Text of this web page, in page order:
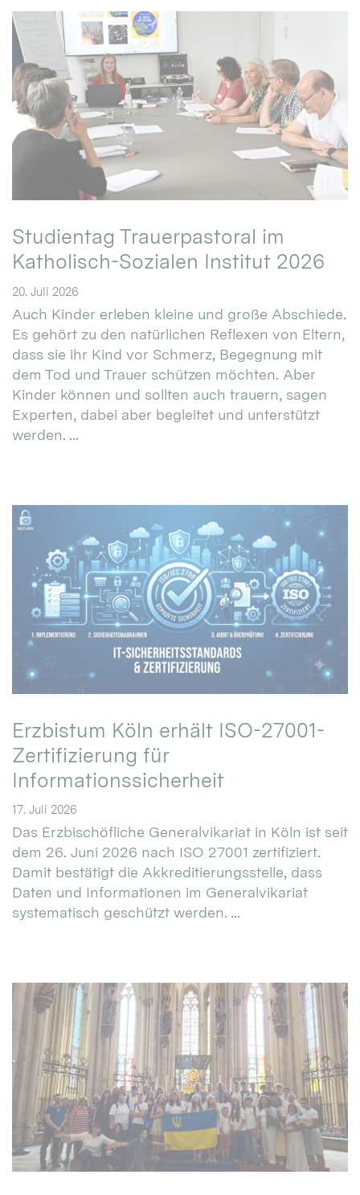
Studientag Trauerpastoral im
Katholisch-Sozialen Institut 2026
20. Juli 2026
Auch Kinder erleben kleine und große Abschiede.
Es gehört zu den natürlichen Reflexen von Eltern,
dass sie ihr Kind vor Schmerz, Begegnung mit
dem Tod und Trauer schützen möchten. Aber
Kinder können und sollten auch trauern, sagen
Experten, dabei aber begleitet und unterstützt
werden. ...
Erzbistum Köln erhält ISO-27001-
Zertifizierung für
Informationssicherheit
17. Juli 2026
Das Erzbischöfliche Generalvikariat in Köln ist seit
dem 26. Juni 2026 nach ISO 27001 zertifiziert.
Damit bestätigt die Akkreditierungsstelle, dass
Daten und Informationen im Generalvikariat
systematisch geschützt werden. ...